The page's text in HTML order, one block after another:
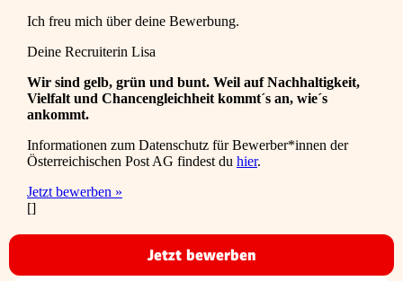
Ich freu mich über deine Bewerbung.
Deine Recruiterin Lisa
Wir sind gelb, grün und bunt. Weil auf Nachhaltigkeit,
Vielfalt und Chancengleichheit kommt´s an, wie´s
ankommt.
Informationen zum Datenschutz für Bewerber*innen der
Österreichischen Post AG findest du hier.
Jetzt bewerben »
[]
Jetzt bewerben